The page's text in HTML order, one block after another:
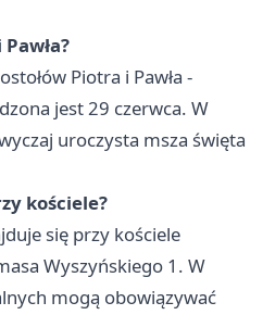
Piotra i Pawła -
jest 29 czerwca. W
uroczysta msza święta
kościele?
się przy kościele
Wyszyńskiego 1. W
mogą obowiązywać